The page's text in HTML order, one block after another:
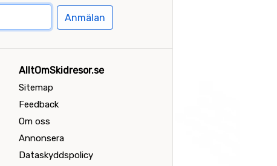
Anmälan
AlltOmSkidresor.se
Sitemap
Feedback
Om oss
Annonsera
Dataskyddspolicy